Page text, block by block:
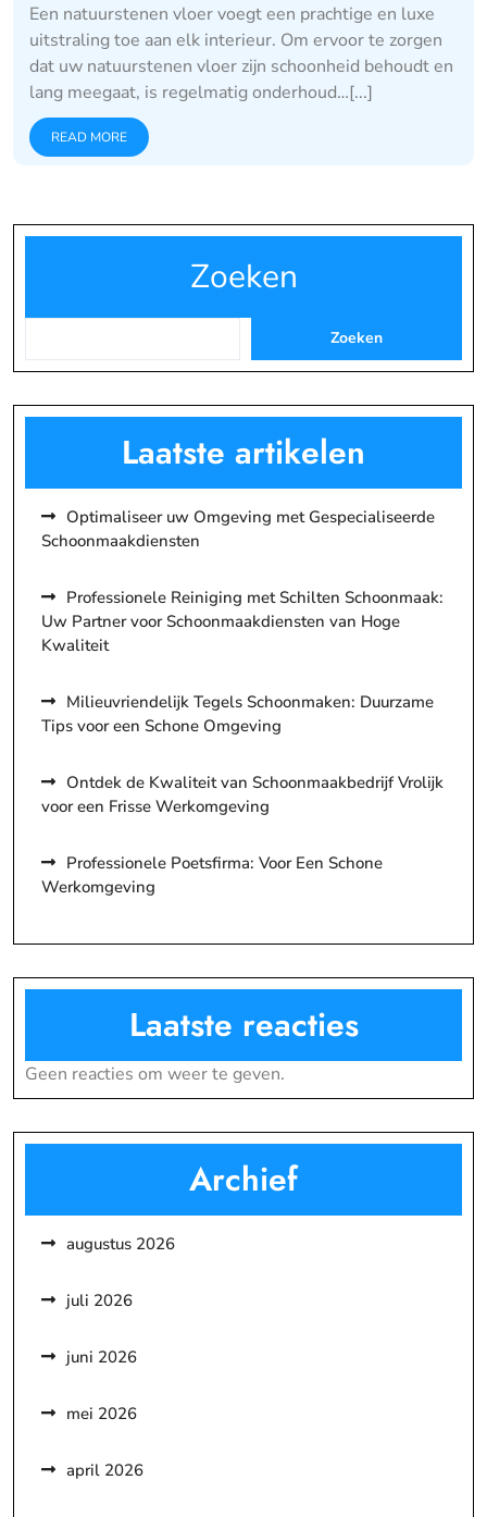
Een natuurstenen vloer voegt een prachtige en luxe
uitstraling toe aan elk interieur. Om ervoor te zorgen
dat uw natuurstenen vloer zijn schoonheid behoudt en
lang meegaat, is regelmatig onderhoud…[...]
READ MORE
Zoeken
Zoeken
Laatste artikelen
Optimaliseer uw Omgeving met Gespecialiseerde
Schoonmaakdiensten
Professionele Reiniging met Schilten Schoonmaak:
Uw Partner voor Schoonmaakdiensten van Hoge
Kwaliteit
Milieuvriendelijk Tegels Schoonmaken: Duurzame
Tips voor een Schone Omgeving
Ontdek de Kwaliteit van Schoonmaakbedrijf Vrolijk
voor een Frisse Werkomgeving
Professionele Poetsfirma: Voor Een Schone
Werkomgeving
Laatste reacties
Geen reacties om weer te geven.
Archief
augustus 2026
juli 2026
juni 2026
mei 2026
april 2026